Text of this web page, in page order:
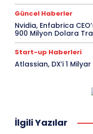
Güncel Haberler
Nvidia, Enfabrica
900 Milyon Dolara
Start-up Haberleri
Atlassian, DX’i 1
İlgili Yazılar